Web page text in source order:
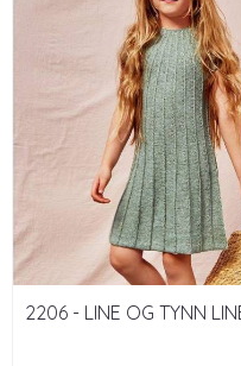
2206 - LINE OG TYNN